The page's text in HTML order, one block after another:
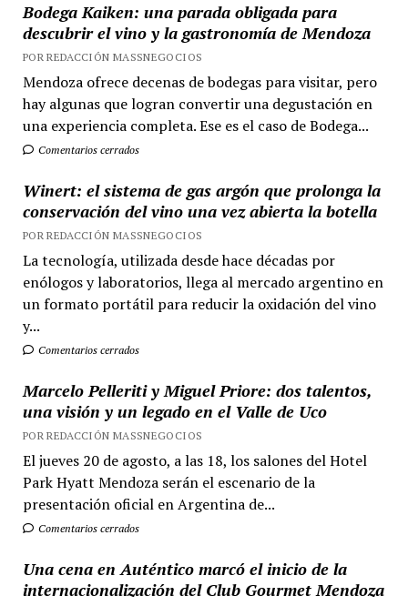
Bodega Kaiken: una parada obligada para
descubrir el vino y la gastronomía de Mendoza
POR REDACCIÓN MASSNEGOCIOS
Mendoza ofrece decenas de bodegas para visitar, pero
hay algunas que logran convertir una degustación en
una experiencia completa. Ese es el caso de Bodega...
Comentarios cerrados
Winert: el sistema de gas argón que prolonga la
conservación del vino una vez abierta la botella
POR REDACCIÓN MASSNEGOCIOS
La tecnología, utilizada desde hace décadas por
enólogos y laboratorios, llega al mercado argentino en
un formato portátil para reducir la oxidación del vino
y...
Comentarios cerrados
Marcelo Pelleriti y Miguel Priore: dos talentos,
una visión y un legado en el Valle de Uco
POR REDACCIÓN MASSNEGOCIOS
El jueves 20 de agosto, a las 18, los salones del Hotel
Park Hyatt Mendoza serán el escenario de la
presentación oficial en Argentina de...
Comentarios cerrados
Una cena en Auténtico marcó el inicio de la
internacionalización del Club Gourmet Mendoza